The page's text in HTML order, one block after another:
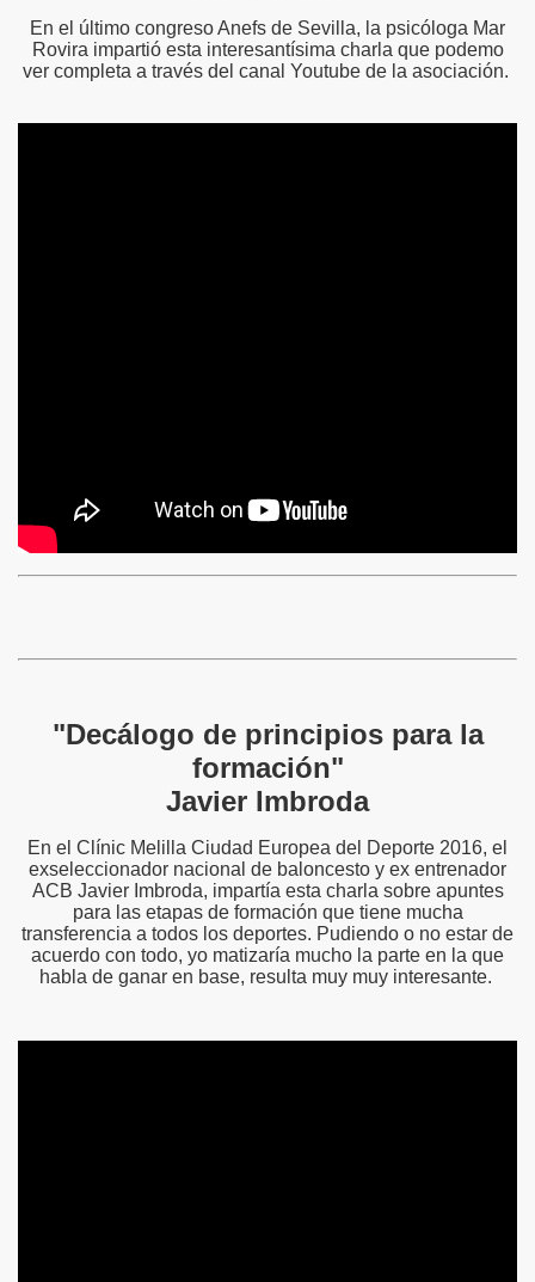
En el último congreso Anefs de Sevilla, la psicóloga Mar
Rovira impartió esta interesantísima charla que podemo
ver completa a través del canal Youtube de la asociación.
"Decálogo de principios para la
formación"
Javier Imbroda
En el Clínic Melilla Ciudad Europea del Deporte 2016, el
exseleccionador nacional de baloncesto y ex entrenador
ACB Javier Imbroda, impartía esta charla sobre apuntes
para las etapas de formación que tiene mucha
transferencia a todos los deportes. Pudiendo o no estar de
acuerdo con todo, yo matizaría mucho la parte en la que
habla de ganar en base, resulta muy muy interesante.